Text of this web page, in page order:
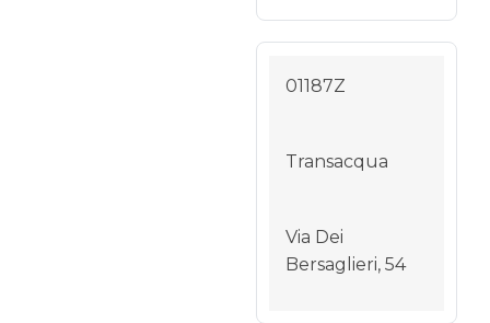
01187Z
Transacqua
Via Dei
Bersaglieri, 54